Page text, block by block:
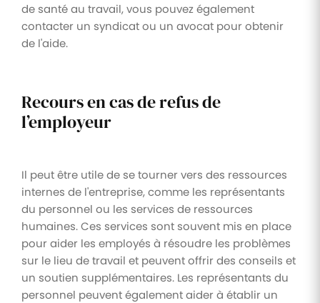
de santé au travail, vous pouvez également
contacter un syndicat ou un avocat pour obtenir
de l'aide.
Recours en cas de refus de
l’employeur
Il peut être utile de se tourner vers des ressources
internes de l'entreprise, comme les représentants
du personnel ou les services de ressources
humaines. Ces services sont souvent mis en place
pour aider les employés à résoudre les problèmes
sur le lieu de travail et peuvent offrir des conseils et
un soutien supplémentaires. Les représentants du
personnel peuvent également aider à établir un